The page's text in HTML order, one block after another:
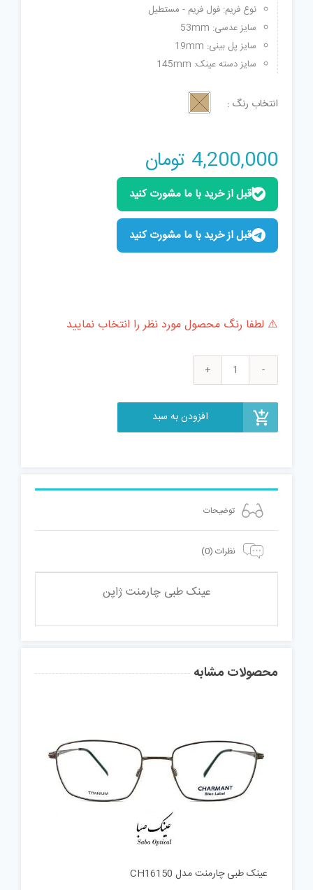
نوع فریم: فول فریم - مستطیل
سایز عدسی: 53mm
سایز پل بینی: 19mm
سایز دسته عینک: 145mm
انتخاب رنگ
4,200,000 تومان
قبل از خرید با ما مشورت کنید
قبل از خرید با ما مشورت کنید
⚠️ لطفا رنگ محصول مورد نظر را انتخاب نمایید
عینک
چارمنت
مدل
افزودن به سبد
توضیحات
نظرات (0)
عینک طبی چارمنت ژاپن
محصولات مشابه
عینک طبی چارمنت مدل CH16150